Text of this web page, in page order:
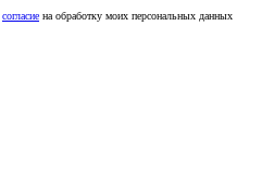
согласие на обработку моих персональных данных